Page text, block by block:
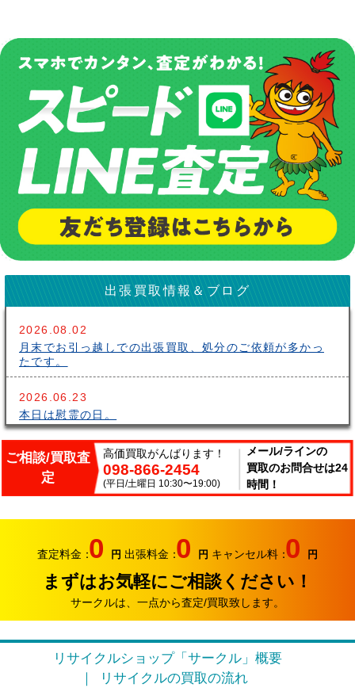
出張買取情報＆ブログ
2026.08.02
月末でお引っ越しでの出張買取、処分のご依頼が多かっ
たです。
2026.06.23
本日は慰霊の日。
2026.06.14
こんにちはサークルです。梅雨が長いですね～。雨の中
出張買取頑張ってます。
2026.06.07
り強化中です。
2026.05.17
おはようございます。リサイクルカンパニー サークル
2026.04.12
お久しぶりです。リサイクルカンパニー サークルで
ご相談/買取査
定
高価買取がんばります！
098-866-2454
(平日/土曜日 10:30〜19:00)
メール/ラインの
買取のお問合せは24
時間！
査定料金：0 円 出張料金：0 円 キャンセル料：0 円
まずはお気軽にご相談ください！
サークルは、一点から査定/買取致します。
リサイクルショップ「サークル」概要
リサイクルの買取の流れ